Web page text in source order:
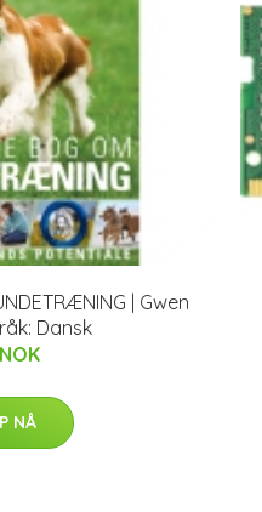
| Gwen
Dansk
NÅ